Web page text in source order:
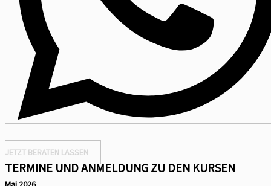
JETZT BERATEN LASSEN
TERMINE UND ANMELDUNG ZU DEN KURSEN